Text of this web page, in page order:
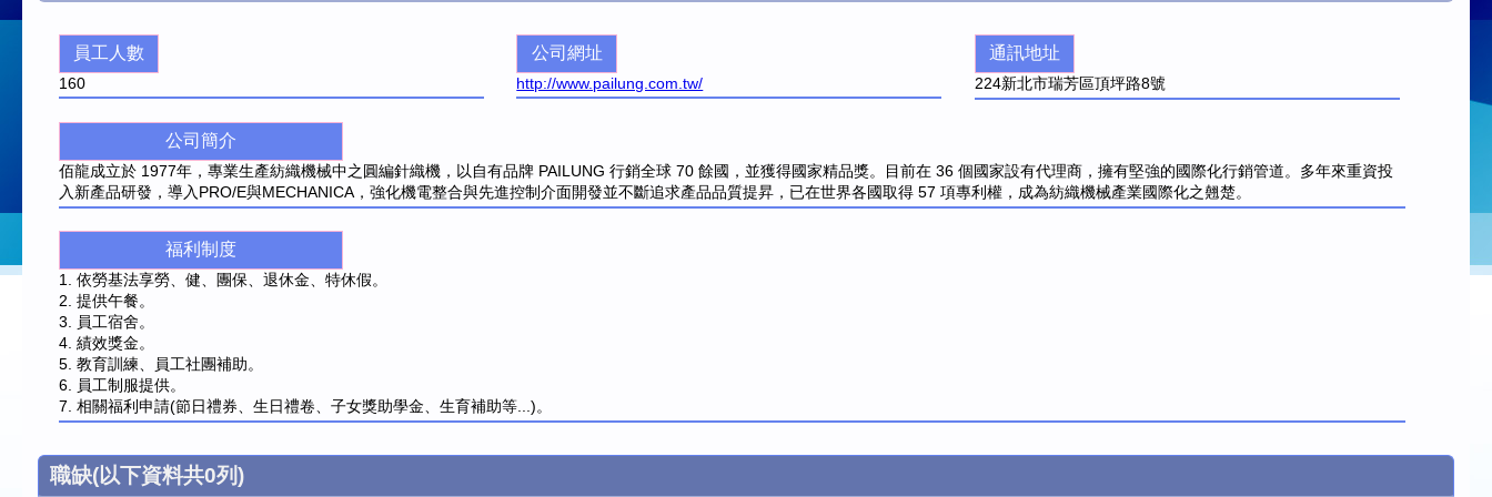
員工人數
160
公司網址
http://www.pailung.com.tw/
通訊地址
224新北市瑞芳區頂坪路8號
公司簡介
佰龍成立於 1977年，專業生產紡織機械中之圓編針織機，以自有品牌 PAILUNG 行銷全球 70 餘國，並獲得國家精品獎。目前在 36 個國家設有代理商，擁有堅強的國際化行銷管道。多年來重資投
入新產品研發，導入PRO/E與MECHANICA，強化機電整合與先進控制介面開發並不斷追求產品品質提昇，已在世界各國取得 57 項專利權，成為紡織機械產業國際化之翹楚。
福利制度
1. 依勞基法享勞、健、團保、退休金、特休假。
2. 提供午餐。
3. 員工宿舍。
4. 績效獎金。
5. 教育訓練、員工社團補助。
6. 員工制服提供。
7. 相關福利申請(節日禮券、生日禮卷、子女獎助學金、生育補助等...)。
職缺(以下資料共0列)